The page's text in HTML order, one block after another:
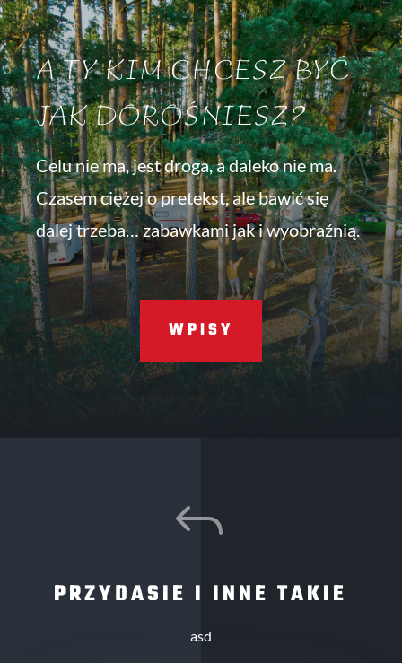
A TY KIM CHCESZ BYĆ
JAK DOROŚNIESZ?
Celu nie ma, jest droga, a daleko nie ma.
Czasem ciężej o pretekst, ale bawić się
dalej trzeba… zabawkami jak i wyobraźnią.
WPISY
J
PRZYDASIE I INNE TAKIE
asd